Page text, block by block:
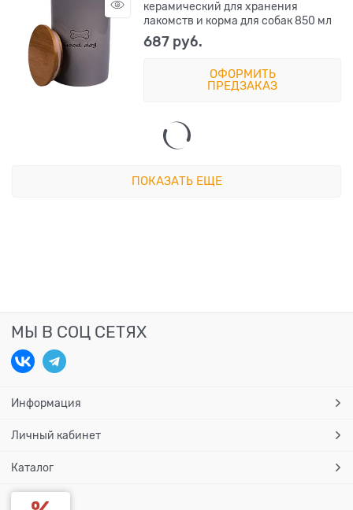
керамический для хранения
лакомств и корма для собак 850 мл
687 руб.
ОФОРМИТЬ
ПРЕДЗАКАЗ
ПОКАЗАТЬ ЕЩЕ
МЫ В СОЦ СЕТЯХ
Информация
Личный кабинет
Каталог